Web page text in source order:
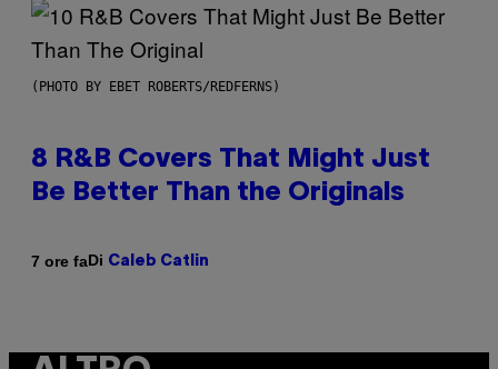
(PHOTO BY EBET ROBERTS/REDFERNS)
8 R&B Covers That Might Just
Be Better Than the Originals
7 ore faDi Caleb Catlin